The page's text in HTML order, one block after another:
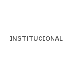
INSTITUCIONAL